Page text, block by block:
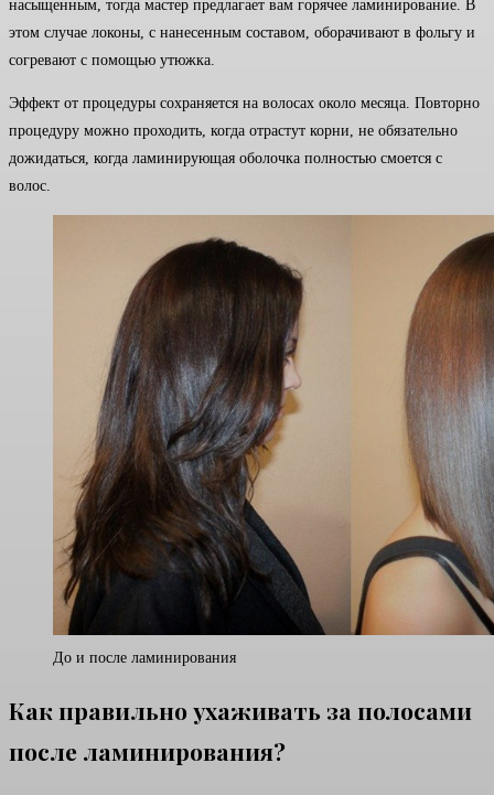
насыщенным, тогда мастер предлагает вам горячее ламинирование. В
этом случае локоны, с нанесенным составом, оборачивают в фольгу и
согревают с помощью утюжка.
Эффект от процедуры сохраняется на волосах около месяца. Повторно
процедуру можно проходить, когда отрастут корни, не обязательно
дожидаться, когда ламинирующая оболочка полностью смоется с
волос.
До и после ламинирования
Как правильно ухаживать за полосами
после ламинирования?